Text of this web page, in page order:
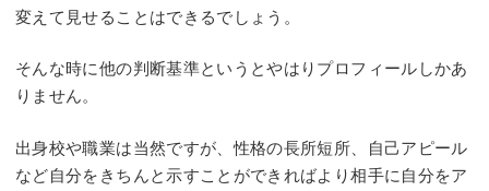
変えて見せることはできるでしょう。
そんな時に他の判断基準というとやはりプロフィールしかあ
りません。
出身校や職業は当然ですが、性格の長所短所、自己アピール
など自分をきちんと示すことができればより相手に自分をア